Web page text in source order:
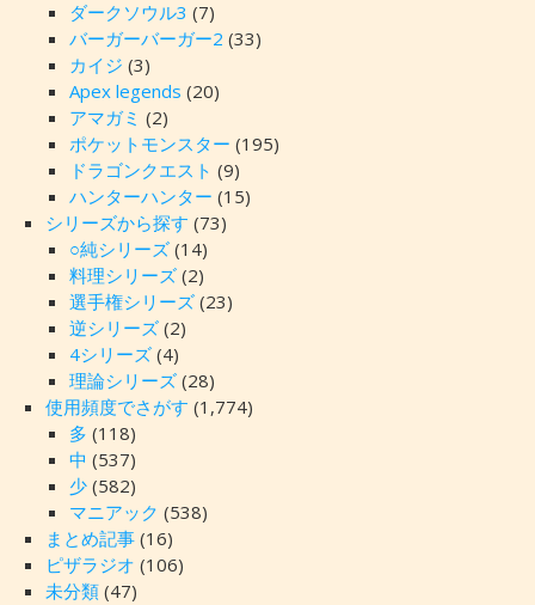
ダークソウル3 (7)
バーガーバーガー2 (33)
カイジ (3)
Apex legends (20)
アマガミ (2)
ポケットモンスター (195)
ドラゴンクエスト (9)
ハンターハンター (15)
シリーズから探す (73)
○純シリーズ(14)
料理シリーズ(2)
選手権シリーズ(23)
逆シリーズ(2)
4シリーズ(4)
理論シリーズ(28)
使用頻度でさがす (1,774)
多 (118)
中 (537)
少(582)
マニアック (538)
まとめ記事(16)
ピザラジオ (106)
未分類(47)